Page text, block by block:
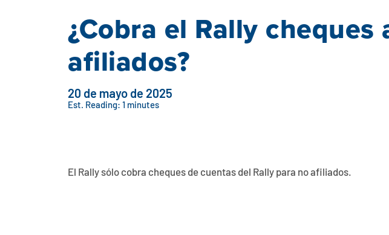
¿Cobra el Rally cheques
afiliados?
20 de mayo de 2025
Est. Reading: 1 minutes
El Rally sólo cobra cheques de cuentas del Rally para no afiliados.